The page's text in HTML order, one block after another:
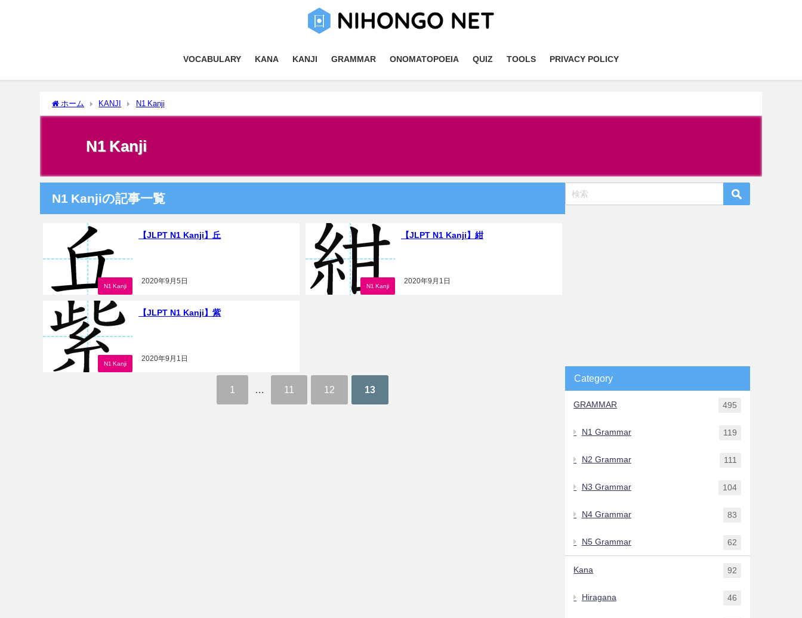
VOCABULARY KANA KANJI GRAMMAR ONOMATOPOEIA QUIZ TOOLS PRIVACY POLICY
ホーム KANJI N1 Kanji
N1 Kanji
N1 Kanjiの記事一覧
N1 Kanji
【JLPT N1 Kanji】丘
2020年9月5日
N1 Kanji
【JLPT N1 Kanji】紺
2020年9月1日
N1 Kanji
【JLPT N1 Kanji】紫
2020年9月1日
1 11 12 13
Category
GRAMMAR 495
N1 Grammar 119
N2 Grammar 111
N3 Grammar 104
N4 Grammar 83
N5 Grammar 62
Kana 92
Hiragana 46